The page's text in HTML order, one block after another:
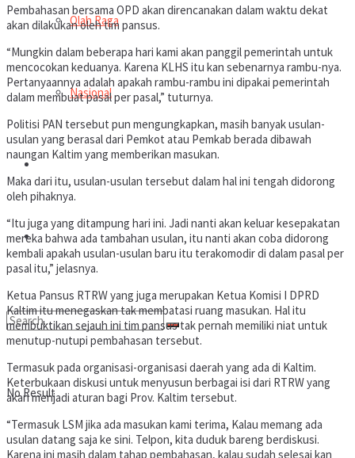
Olah Raga
Nasional
Advetorial
Nasional
No Result
Pembahasan bersama OPD akan direncanakan dalam waktu dekat
akan dilakukan oleh tim pansus.
“Mungkin dalam beberapa hari kami akan panggil pemerintah untuk
mencocokan keduanya. Karena KLHS itu kan sebenarnya rambu-nya.
Pertanyaannya adalah apakah rambu-rambu ini dipakai pemerintah
dalam membuat pasal per pasal,” tuturnya.
Politisi PAN tersebut pun mengungkapkan, masih banyak usulan-
usulan yang berasal dari Pemkot atau Pemkab berada dibawah
naungan Kaltim yang memberikan masukan.
Maka dari itu, usulan-usulan tersebut dalam hal ini tengah didorong
oleh pihaknya.
“Itu juga yang ditampung hari ini. Jadi nanti akan keluar kesepakatan
mereka bahwa ada tambahan usulan, itu nanti akan coba didorong
kembali apakah usulan-usulan baru itu terakomodir di dalam pasal per
pasal itu,” jelasnya.
Ketua Pansus RTRW yang juga merupakan Ketua Komisi I DPRD
Kaltim itu menegaskan tak membatasi ruang masukan. Hal itu
membuktikan sejauh ini tim pansus tak pernah memiliki niat untuk
menutup-nutupi pembahasan tersebut.
Termasuk pada organisasi-organisasi daerah yang ada di Kaltim.
Keterbukaan diskusi untuk menyusun berbagai isi dari RTRW yang
akan menjadi aturan bagi Prov. Kaltim tersebut.
“Termasuk LSM jika ada masukan kami terima, Kalau memang ada
usulan datang saja ke sini. Telpon, kita duduk bareng berdiskusi.
Karena ini masih dalam tahap pembahasan, kalau sudah selesai kan